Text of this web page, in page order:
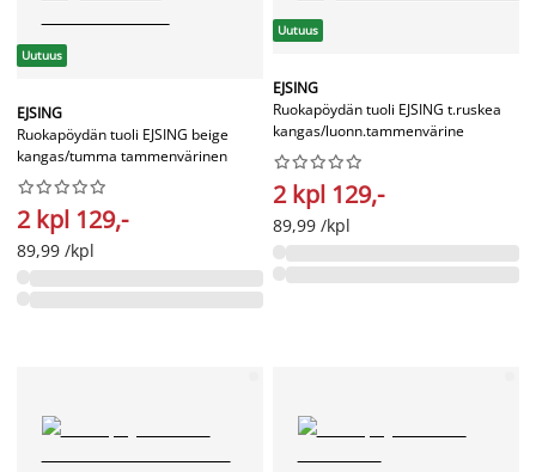
Uutuus
EJSING
Ruokapöydän tuoli EJSING beige
kangas/tumma tammenvärinen






2 kpl 129,-
89,99 /kpl
Uutuus
EJSING
Ruokapöydän tuoli EJSING t.ruskea
kangas/luonn.tammenvärine






2 kpl 129,-
89,99 /kpl